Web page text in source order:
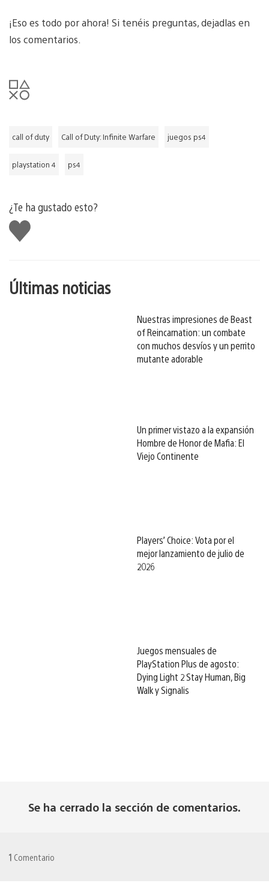
¡Eso es todo por ahora! Si tenéis preguntas, dejadlas en
los comentarios.
call of duty Call of Duty: Infinite Warfare juegos ps4
playstation 4 ps4
¿Te ha gustado esto?
Me
gusta
Últimas noticias
Nuestras impresiones de Beast
of Reincarnation: un combate
con muchos desvíos y un perrito
mutante adorable
Un primer vistazo a la expansión
Hombre de Honor de Mafia: El
Viejo Continente
Players’ Choice: Vota por el
mejor lanzamiento de julio de
2026
Juegos mensuales de
PlayStation Plus de agosto:
Dying Light 2 Stay Human, Big
Walk y Signalis
Se ha cerrado la sección de comentarios.
1 Comentario